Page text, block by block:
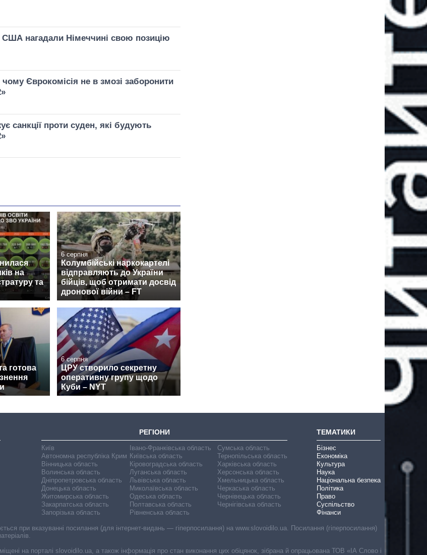
США нагадали Німеччині свою позицію
Єврокомісія не в змозі заборонити
санкції проти суден, які будують
на
та
6 серпня
Колумбійські наркокартелі
відправляють до України
бійців, щоб отримати досвід
дронової війни – FT
готова
6 серпня
ЦРУ створило секретну
оперативну групу щодо
Куби – NYT
РЕГІОНИ
Київ
Автономна республіка Крим
Вінницька область
Волинська область
Дніпропетровська область
Донецька область
Житомирська область
Закарпатська область
Запорізька область
Івано-Франківська область
Київська область
Кіровоградська область
Луганська область
Львівська область
Миколаївська область
Одеська область
Полтавська область
Рівненська область
Сумська область
Тернопільська область
Харківська область
Херсонська область
Хмельницька область
Черкаська область
Чернівецька область
Чернігівська область
ТЕМАТИКИ
Бізнес
Економіка
Культура
Наука
Національна безпека
Політика
Право
Суспільство
Фінанси
при вказуванні посилання (для інтернет-видань — гіперпосилання) на www.slovoidilo.ua. Посилання (гіперпосилання)
на порталі slovoidilo.ua, а також інформація про стан виконання цих обіцянок, зібрана й опрацьована ТОВ «ІА Слово і